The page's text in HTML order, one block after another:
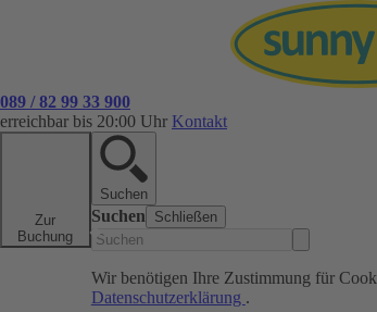
089 / 82 99 33 900
erreichbar bis 20:00 Uhr Kontakt
Zur
Buchung
Suchen
Suchen Schließen
Wir benötigen Ihre Zustimmung für
Datenschutzerklärung .